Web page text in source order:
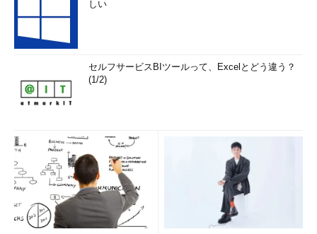
しい
セルフサービスBIツールって、Excelとどう違う？
(1/2)